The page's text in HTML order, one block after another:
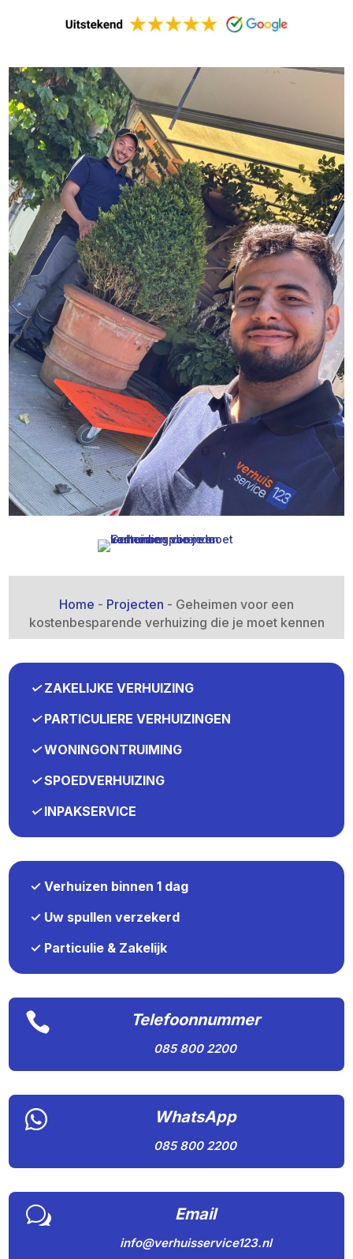
Home - Projecten - Geheimen voor een
kostenbesparende verhuizing die je moet kennen
✓ZAKELIJKE VERHUIZING
✓PARTICULIERE VERHUIZINGEN
✓WONINGONTRUIMING
✓SPOEDVERHUIZING
✓INPAKSERVICE
✓ Verhuizen binnen 1 dag
✓ Uw spullen verzekerd
✓ Particulie & Zakelijk
 Telefoonnummer
085 800 2200
 WhatsApp
085 800 2200
w Email
info@verhuisservice123.nl